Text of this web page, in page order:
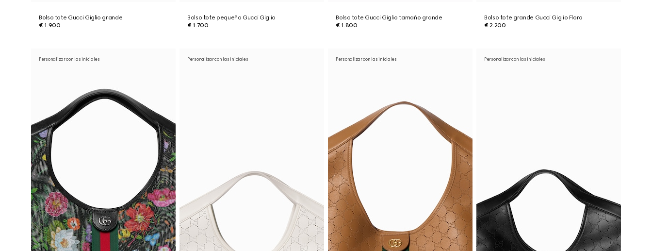
Bolso tote Gucci Giglio grande
€ 1.900
Bolso tote pequeño Gucci Giglio
€ 1.700
Bolso tote Gucci Giglio tamaño grande
€ 1.800
Bolso tote grande Gucci Giglio Flora
€ 2.200
Personalizar con las iniciales Personalizar con las iniciales Personalizar con las iniciales Personalizar con las iniciales